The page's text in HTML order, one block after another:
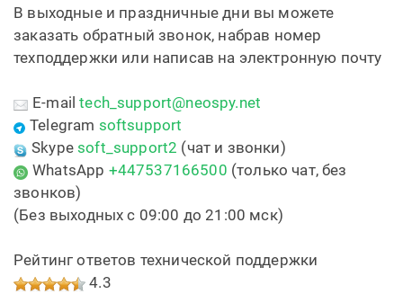
В выходные и праздничные дни вы можете
заказать обратный звонок, набрав номер
техподдержки или написав на электронную почту
E-mailtech_support@neospy.net
Telegram softsupport
Skypesoft_support2 (чат и звонки)
WhatsApp +447537166500 (только чат, без
звонков)
(Без выходных с 09:00 до 21:00 мск)
Рейтинг ответов технической поддержки
4.3